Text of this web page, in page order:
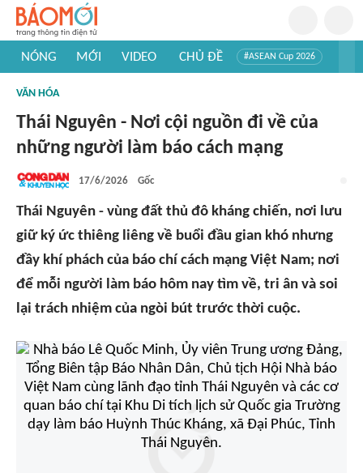
NÓNG MỚI VIDEO CHỦ ĐỀ #ASEAN Cup 2026
#Khám phá thế giới
VĂN HÓA
Thái Nguyên - Nơi cội nguồn đi về của
những người làm báo cách mạng
17/6/2026 Gốc
Thái Nguyên - vùng đất thủ đô kháng chiến, nơi lưu
giữ ký ức thiêng liêng về buổi đầu gian khó nhưng
đầy khí phách của báo chí cách mạng Việt Nam; nơi
để mỗi người làm báo hôm nay tìm về, tri ân và soi
lại trách nhiệm của ngòi bút trước thời cuộc.